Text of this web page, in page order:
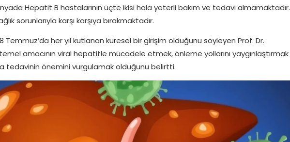
Hepatit B hastalarının üçte ikisi hala yeterli bakım ve tedavi almamaktadır.
sorunlarıyla karşı karşıya bırakmaktadır.
Temmuz’da her yıl kutlanan küresel bir girişim olduğunu söyleyen Prof. Dr.
amacının viral hepatitle mücadele etmek, önleme yollarını yaygınlaştırmak
tedavinin önemini vurgulamak olduğunu belirtti.